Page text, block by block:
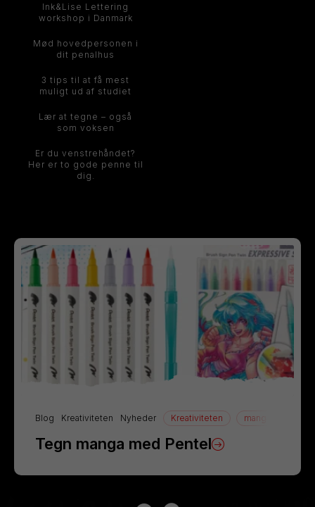
Blog Kreativiteten Nyheder Kreativiteten manga
Tegn manga med Pentel
Ink&Lise Lettering
workshop i Danmark
Mød hovedpersonen i
dit penalhus
3 tips til at få mest
muligt ud af studiet
Lær at tegne – også
som voksen
Er du venstrehåndet?
Her er to gode penne til
dig.